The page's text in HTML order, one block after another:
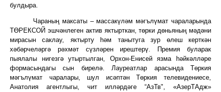
булдыра.
Чараның максаты – массакүләм мәгълүмат чараларында
ТӨРЕКСОЙ эшчәнлеген актив яктырткан, төрки дөньяның мәдәни
мирасын саклау, яктырту һәм танытуга зур өлеш керткән
хәбәрчеләргә рәхмәт сүзләрен ирештерү. Премия буларак
пыялалы нигезгә утыртылган, Орхон-Енисей язма һәйкәлләре
формасындагы сын бирелә. Лауреатлар арасында Төркия
мәгълүмат чаралары, шул исәптән Төркия телевидениесе,
Анатолия агентлыгы, чит илләрдәге “АзТв", «АзерТАдж»